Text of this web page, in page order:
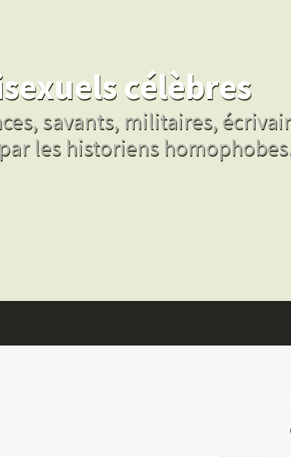
célèbres
savants, militaires,
les historiens